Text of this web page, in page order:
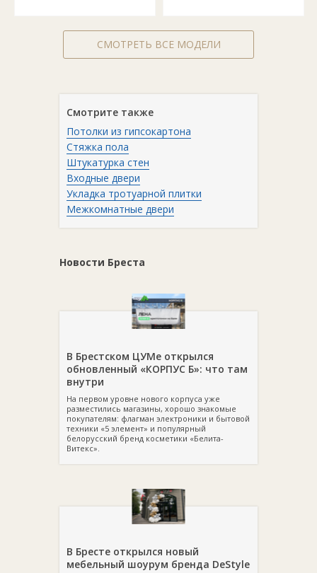
СМОТРЕТЬ ВСЕ МОДЕЛИ
Смотрите также
Потолки из гипсокартона
Стяжка пола
Штукатурка стен
Входные двери
Укладка тротуарной плитки
Межкомнатные двери
Новости Бреста
В Брестском ЦУМе открылся
обновленный «КОРПУС Б»: что там
внутри
На первом уровне нового корпуса уже
разместились магазины, хорошо знакомые
покупателям: флагман электроники и бытовой
техники «5 элемент» и популярный
белорусский бренд косметики «Белита-
Витекс».
В Бресте открылся новый
мебельный шоурум бренда DeStyle